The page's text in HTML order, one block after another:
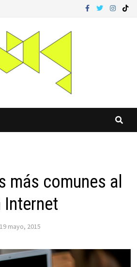
más comunes al
Internet
19 mayo, 2015